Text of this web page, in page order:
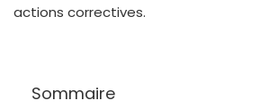
actions correctives.
Sommaire